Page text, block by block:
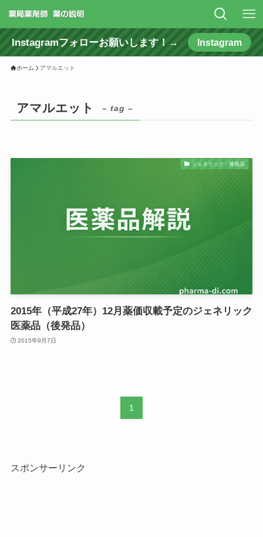
Instagramフォローお願いします！→ Instagram
ホーム アマルエット
アマルエット – tag –
ジェネリック・後発品
2015年（平成27年）12月薬価収載予定のジェネリック
医薬品（後発品）
2015年9月7日
1
スポンサーリンク